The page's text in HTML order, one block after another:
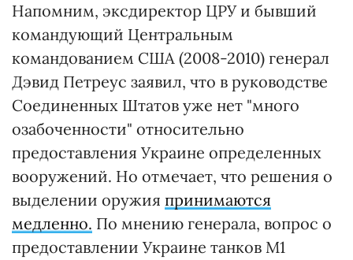
Напомним, эксдиректор ЦРУ и бывший
командующий Центральным
командованием США (2008-2010) генерал
Дэвид Петреус заявил, что в руководстве
Соединенных Штатов уже нет "много
озабоченности" относительно
предоставления Украине определенных
вооружений. Но отмечает, что решения о
выделении оружия принимаются
медленно. По мнению генерала, вопрос о
предоставлении Украине танков M1